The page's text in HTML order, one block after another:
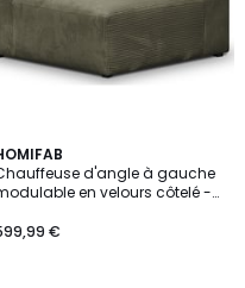
d'angle à gauche
en velours côtelé -
€